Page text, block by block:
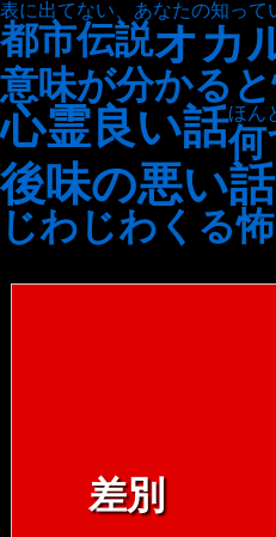
表に出てない、あなたの知って
都市伝説オカ
意味が分かる
心霊良い話ほん
何
後味の悪い話
じわじわくる
差別